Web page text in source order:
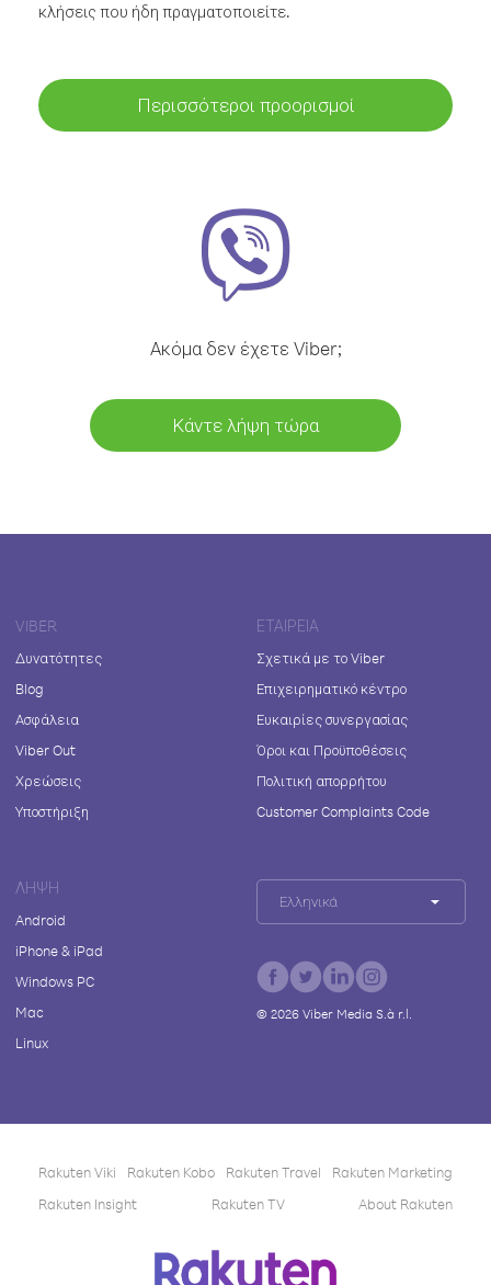
κλήσεις που ήδη πραγματοποιείτε.
Περισσότεροι προορισμοί
Ακόμα δεν έχετε Viber;
Κάντε λήψη τώρα
VIBER
Δυνατότητες
Blog
Ασφάλεια
Viber Out
Χρεώσεις
Υποστήριξη
ΕΤΑΙΡΕΊΑ
Σχετικά με το Viber
Επιχειρηματικό κέντρο
Ευκαιρίες συνεργασίας
Όροι και Προϋποθέσεις
Πολιτική απορρήτου
Customer Complaints Code
ΛΉΨΗ
Android
iPhone & iPad
Windows PC
Mac
Linux
Ελληνικά
© 2026Viber Media S.à r.l.
Rakuten Viki Rakuten Kobo Rakuten Travel
Rakuten Marketing
Rakuten Insight
Rakuten TV About Rakuten